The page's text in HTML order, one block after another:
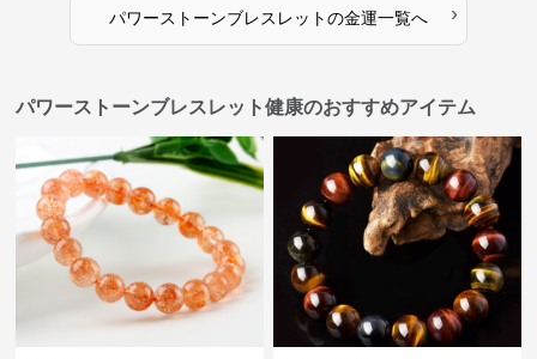
パワーストーンブレスレットの金運一覧へ ›
パワーストーンブレスレット健康のおすすめアイテム